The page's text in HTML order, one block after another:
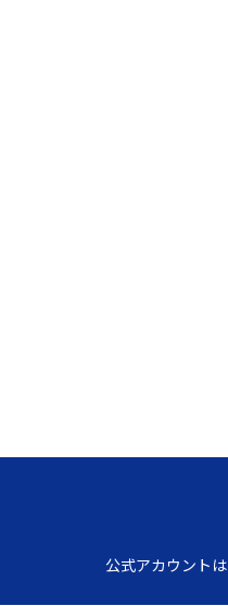
公式アカウント